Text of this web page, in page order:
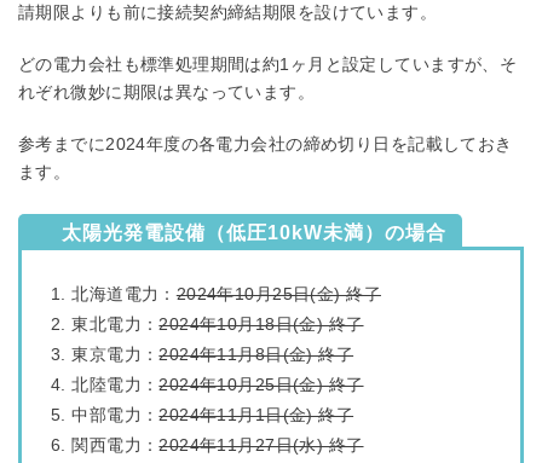
請期限よりも前に接続契約締結期限を設けています。
どの電力会社も標準処理期間は約1ヶ月と設定していますが、そ
れぞれ微妙に期限は異なっています。
参考までに2024年度の各電力会社の締め切り日を記載しておき
ます。
太陽光発電設備（低圧10kW未満）の場合
北海道電力：2024年10月25日(金) 終了
東北電力：2024年10月18日(金) 終了
東京電力：2024年11月8日(金) 終了
北陸電力：2024年10月25日(金) 終了
中部電力：2024年11月1日(金) 終了
関西電力：2024年11月27日(水) 終了